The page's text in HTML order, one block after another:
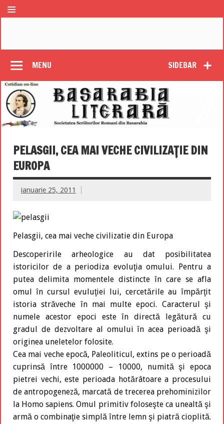
SIDEBAR
MENU
PELASGII, CEA MAI VECHE CIVILIZAŢIE DIN
EUROPA
ianuarie 25, 2011
Pelasgii, cea mai veche civilizatie din Europa
Descoperirile arheologice au dat posibilitatea
istoricilor de a periodiza evoluţia omului. Pentru a
putea delimita momentele distincte în care se afla
omul în cursul evuluţiei lui, cercetările au împărţit
istoria străveche în mai multe epoci. Caracterul şi
numele acestor epoci este în directă legătură cu
gradul de dezvoltare al omului în acea perioadă şi
originea uneletelor folosite.
Cea mai veche epocă, Paleoliticul, extins pe o perioadă
cuprinsă între 1000000 – 10000, numită şi epoca
pietrei vechi, este perioada hotărâtoare a procesului
de antropogeneză, marcată de trecerea prehominizilor
la Homo sapiens. Omul primitiv foloseşte ca unealtă şi
armă o combinaţie simplă între lemn şi piatră cioplită.